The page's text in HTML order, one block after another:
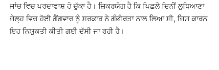
ਜਾਂਚ ਵਿਚ ਪਰਦਾਫਾਸ਼ ਹੋ ਚੁੱਕਾ ਹੈ। ਜ਼ਿਕਰਯੋਗ ਹੈ ਕਿ ਪਿਛਲੇ ਦਿਨੀਂ ਲੁਧਿਆਣਾ
ਜੇਲ੍ਹ ਵਿਚ ਹੋਈ ਗੈਂਗਵਾਰ ਨੂੰ ਸਰਕਾਰ ਨੇ ਗੰਭੀਰਤਾ ਨਾਲ ਲਿਆ ਸੀ, ਜਿਸ ਕਾਰਨ
ਇਹ ਨਿਯੁਕਤੀ ਕੀਤੀ ਗਈ ਦੱਸੀ ਜਾ ਰਹੀ ਹੈ।